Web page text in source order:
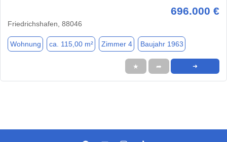
696.000 €
Friedrichshafen, 88046
Wohnung ca. 115,00 m² Zimmer 4 Baujahr 1963
★ ➦ ➜